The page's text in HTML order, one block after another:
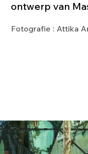
ontwerp van
Fotografie : Attika